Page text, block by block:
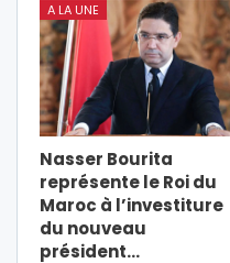
A LA UNE
Nasser Bourita
représente le Roi du
Maroc à l’investiture
du nouveau
président…